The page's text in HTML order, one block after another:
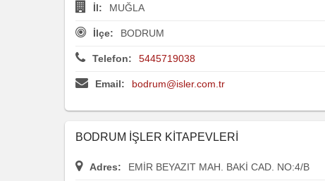
İl: MUĞLA
İlçe: BODRUM
Telefon: 5445719038
Email: bodrum@isler.com.tr
BODRUM İŞLER KİTAPEVLERİ
Adres: EMİR BEYAZIT MAH. BAKİ CAD. NO:4/B